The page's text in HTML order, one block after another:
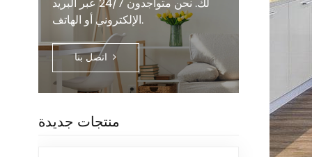
لك. نحن متواجدون 24/7 عبر البريد
الإلكتروني أو الهاتف.
منتجات جديدة